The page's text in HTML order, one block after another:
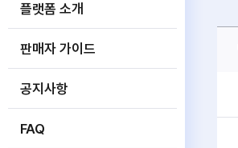
플랫폼 소개
판매자 가이드
공지사항
FAQ